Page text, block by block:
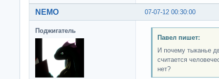
07-07-12 00:30:00
NEMO
Поджигатель
Павел пишет:
И почему тыканье
считается
нет?